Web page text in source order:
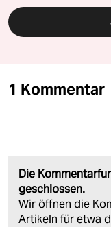
1 Kommentar
Die
geschlossen.
Wir öffnen die
Artikeln für etwa